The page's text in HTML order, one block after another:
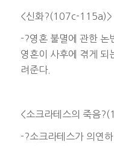
<신화?(107c-115a)>
-?영혼 불멸에 관한 논
영혼이 사후에 겪게 되
려준다.
<소크라테스의 죽음
-?소크라테스가 의연